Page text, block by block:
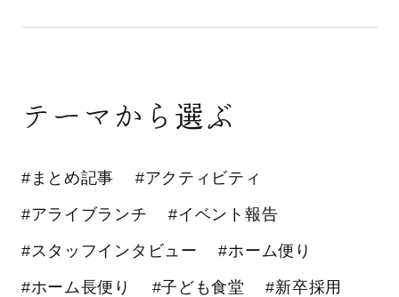
テーマから選ぶ
#まとめ記事 #アクティビティ
#アライブランチ #イベント報告
#スタッフインタビュー #ホーム便り
#ホーム長便り #子ども食堂 #新卒採用